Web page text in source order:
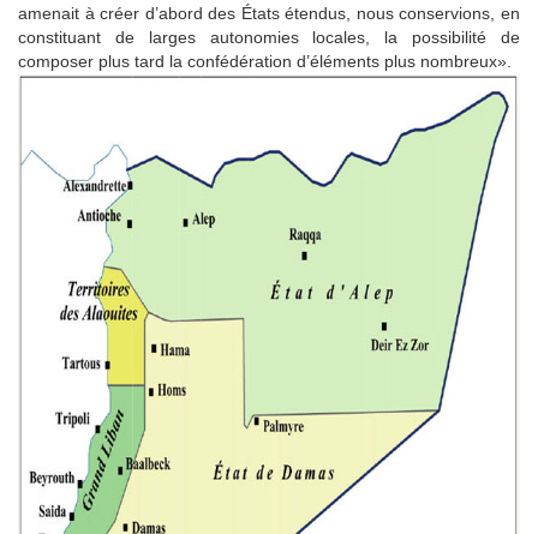
amenait à créer d’abord des États étendus, nous conservions, en
constituant de larges autonomies locales, la possibilité de
composer plus tard la confédération d’éléments plus nombreux».